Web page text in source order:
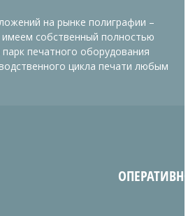
на рынке полиграфии –
собственный полностью
печатного оборудования
цикла печати любым